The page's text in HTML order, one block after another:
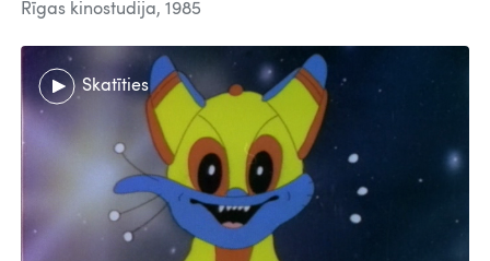
Rīgas kinostudija, 1985
Skatīties